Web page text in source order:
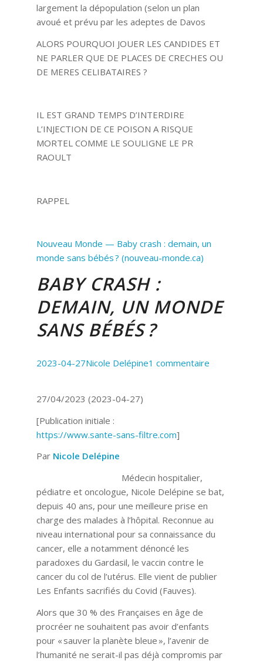
largement la dépopulation (selon un plan
avoué et prévu par les adeptes de Davos
ALORS POURQUOI JOUER LES CANDIDES ET
NE PARLER QUE DE PLACES DE CRECHES OU
DE MERES CELIBATAIRES ?
IL EST GRAND TEMPS D’INTERDIRE
L’INJECTION DE CE POISON A RISQUE
MORTEL COMME LE SOULIGNE LE PR
RAOULT
RAPPEL
Nouveau Monde — Baby crash : demain, un
monde sans bébés ? (nouveau-monde.ca)
BABY CRASH :
DEMAIN, UN MONDE
SANS BÉBÉS ?
2023-04-27Nicole Delépine1 commentaire
27/04/2023 (2023-04-27)
[Publication initiale :
https://www.sante-sans-filtre.com]
Par Nicole Delépine
Médecin hospitalier,
pédiatre et oncologue, Nicole Delépine se bat,
depuis 40 ans, pour une meilleure prise en
charge des malades à l’hôpital. Reconnue au
niveau international pour sa connaissance du
cancer, elle a notamment dénoncé les
paradoxes du Gardasil, le vaccin contre le
cancer du col de l’utérus. Elle vient de publier
Les Enfants sacrifiés du Covid (Fauves).
Alors que 30 % des Françaises en âge de
procréer ne souhaitent pas avoir d’enfants
pour « sauver la planète bleue », l’avenir de
l’humanité ne serait-il pas déjà compromis par